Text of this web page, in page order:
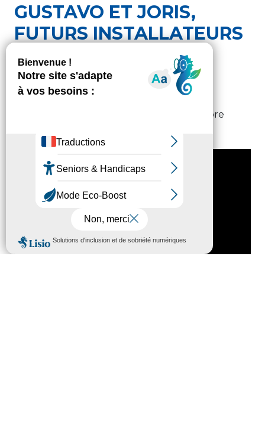
GUSTAVO ET JORIS,
FUTURS INSTALLATEURS
DE FIBRE OPTIQUE
GENERAL
Samedi 7 décembre 2019 - 09h00
Gustavo et Joris, futurs installateurs de fibre